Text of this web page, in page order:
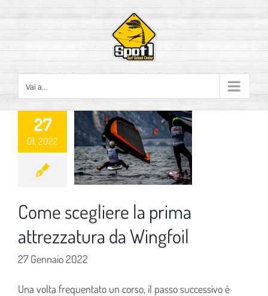
contenuto
Vai a...
27
01, 2022
Come scegliere la prima
attrezzatura da Wingfoil
27 Gennaio 2022
Una volta frequentato un corso, il passo successivo è